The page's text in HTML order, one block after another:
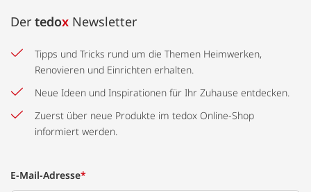
Der tedox Newsletter
Tipps und Tricks rund um die Themen Heimwerken,
Renovieren und Einrichten erhalten.
Neue Ideen und Inspirationen für Ihr Zuhause entdecken.
Zuerst über neue Produkte im tedox Online-Shop
informiert werden.
E-Mail-Adresse*